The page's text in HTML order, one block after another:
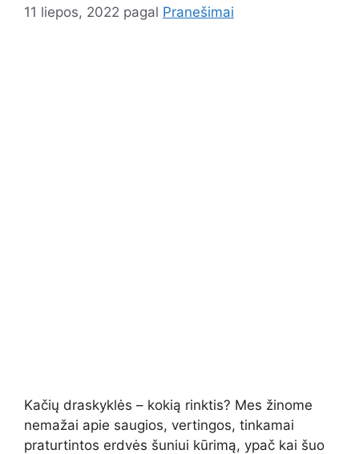
11 liepos, 2022 pagal Pranešimai
Kačių draskyklės – kokią rinktis? Mes žinome
nemažai apie saugios, vertingos, tinkamai
praturtintos erdvės šuniui kūrimą, ypač kai šuo